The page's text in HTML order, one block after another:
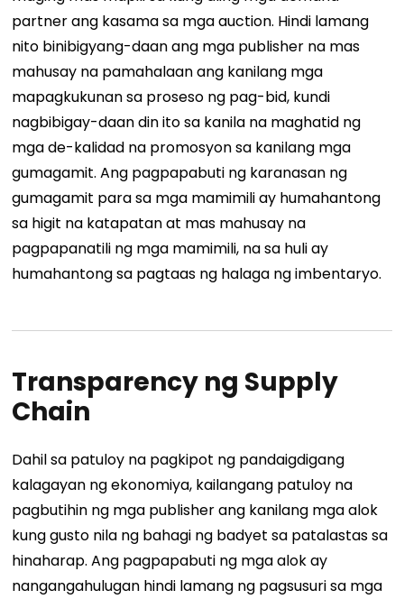
partner ang kasama sa mga auction. Hindi lamang
nito binibigyang-daan ang mga publisher na mas
mahusay na pamahalaan ang kanilang mga
mapagkukunan sa proseso ng pag-bid, kundi
nagbibigay-daan din ito sa kanila na maghatid ng
mga de-kalidad na promosyon sa kanilang mga
gumagamit. Ang pagpapabuti ng karanasan ng
gumagamit para sa mga mamimili ay humahantong
sa higit na katapatan at mas mahusay na
pagpapanatili ng mga mamimili, na sa huli ay
humahantong sa pagtaas ng halaga ng imbentaryo.
Transparency ng Supply
Chain
Dahil sa patuloy na pagkipot ng pandaigdigang
kalagayan ng ekonomiya, kailangang patuloy na
pagbutihin ng mga publisher ang kanilang mga alok
kung gusto nila ng bahagi ng badyet sa patalastas sa
hinaharap. Ang pagpapabuti ng mga alok ay
nangangahulugan hindi lamang ng pagsusuri sa mga